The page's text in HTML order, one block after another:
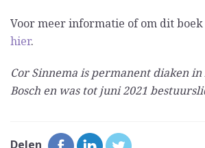
Voor meer informatie of om dit
hier.
Cor Sinnema is permanent diaken
Bosch en was tot juni 2021
Delen